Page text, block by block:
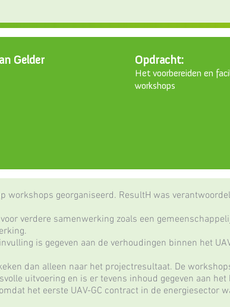
Gelder Opdracht:
Het voorbereiden en
workshops
workshops georganiseerd. ResultH was
verdere samenwerking zoals een
is gegeven aan de verhoudingen binnen het
dan alleen naar het projectresultaat. De
uitvoering en is er tevens inhoud gegeven aan
het eerste UAV-GC contract in de energiesector